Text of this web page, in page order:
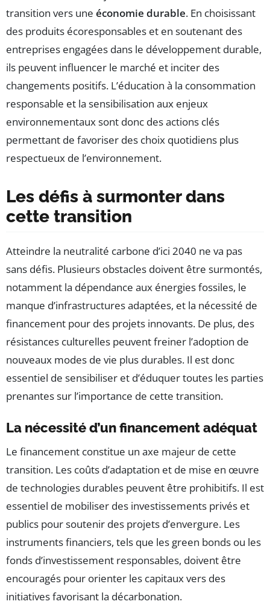
transition vers une économie durable. En choisissant
des produits écoresponsables et en soutenant des
entreprises engagées dans le développement durable,
ils peuvent influencer le marché et inciter des
changements positifs. L’éducation à la consommation
responsable et la sensibilisation aux enjeux
environnementaux sont donc des actions clés
permettant de favoriser des choix quotidiens plus
respectueux de l’environnement.
Les défis à surmonter dans
cette transition
Atteindre la neutralité carbone d’ici 2040 ne va pas
sans défis. Plusieurs obstacles doivent être surmontés,
notamment la dépendance aux énergies fossiles, le
manque d’infrastructures adaptées, et la nécessité de
financement pour des projets innovants. De plus, des
résistances culturelles peuvent freiner l’adoption de
nouveaux modes de vie plus durables. Il est donc
essentiel de sensibiliser et d’éduquer toutes les parties
prenantes sur l’importance de cette transition.
La nécessité d’un financement adéquat
Le financement constitue un axe majeur de cette
transition. Les coûts d’adaptation et de mise en œuvre
de technologies durables peuvent être prohibitifs. Il est
essentiel de mobiliser des investissements privés et
publics pour soutenir des projets d’envergure. Les
instruments financiers, tels que les green bonds ou les
fonds d’investissement responsables, doivent être
encouragés pour orienter les capitaux vers des
initiatives favorisant la décarbonation.